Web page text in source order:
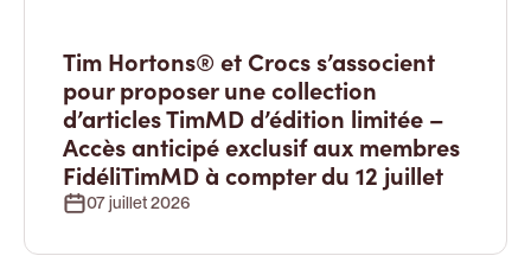
Tim Hortons® et Crocs s’associent
pour proposer une collection
d’articles TimMD d’édition limitée –
Accès anticipé exclusif aux membres
FidéliTimMD à compter du 12 juillet
07 juillet 2026